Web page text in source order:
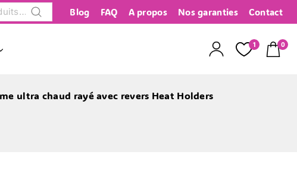
RechercheBlog FAQ A propos Nos garanties Contact
1 0
ultra chaud rayé avec revers Heat Holders